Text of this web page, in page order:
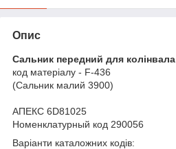
Опис
Сальник передний для колінвала
код матеріалу - F-436
(Сальник малий 3900)
АПЕКС 6D81025
Номенклатурный код 290056
Варіанти каталожних кодів: